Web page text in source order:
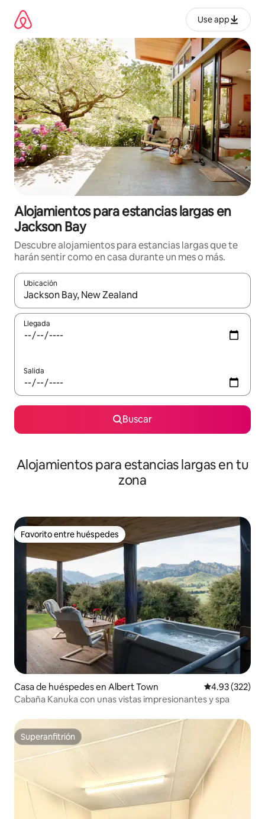
contenido
Use app
Alojamientos para estancias largas en
Jackson Bay
Descubre alojamientos para estancias largas que te
harán sentir como en casa durante un mes o más.
Ubicación
Cuando los resultados estén disponibles, podrás navegar
Llegada
Salida
Buscar
Alojamientos para estancias largas en tu
zona
Favorito entre huéspedes
Favorito entre huéspedes
Casa de huéspedes en Albert Town Calificación
4.93 (322)
Cabaña Kanuka con unas vistas impresionantes y spa
Superanfitrión
Superanfitrión